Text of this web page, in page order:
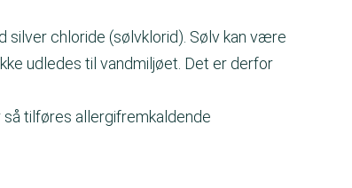
silver chloride (sølvklorid). Sølv kan være
udledes til vandmiljøet. Det er derfor
tilføres allergifremkaldende